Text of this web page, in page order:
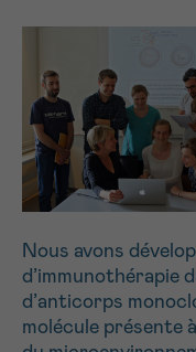
Nous avons
d’immunothérapie
d’anticorps
molécule présente
E-MAIL
VOTRE QUESTION
Je souhaite